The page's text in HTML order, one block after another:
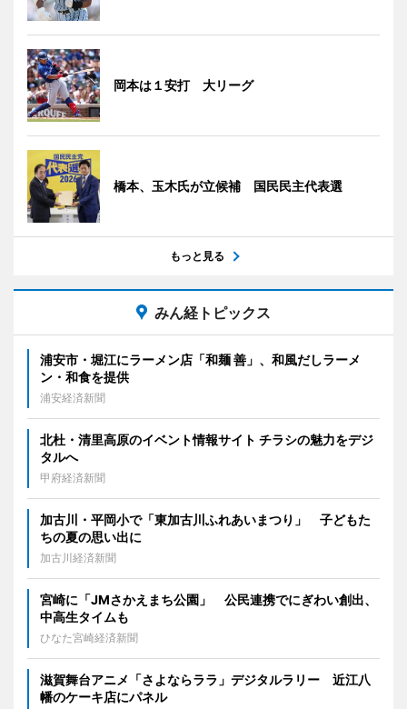
岡本は１安打 大リーグ
橋本、玉木氏が立候補 国民民主代表選
もっと見る
みん経トピックス
浦安市・堀江にラーメン店「和麺 善」、和風だしラーメ
ン・和食を提供
浦安経済新聞
北杜・清里高原のイベント情報サイト チラシの魅力をデジ
タルへ
甲府経済新聞
加古川・平岡小で「東加古川ふれあいまつり」 子どもた
ちの夏の思い出に
加古川経済新聞
宮崎に「JMさかえまち公園」 公民連携でにぎわい創出、
中高生タイムも
ひなた宮崎経済新聞
滋賀舞台アニメ「さよならララ」デジタルラリー 近江八
幡のケーキ店にパネル